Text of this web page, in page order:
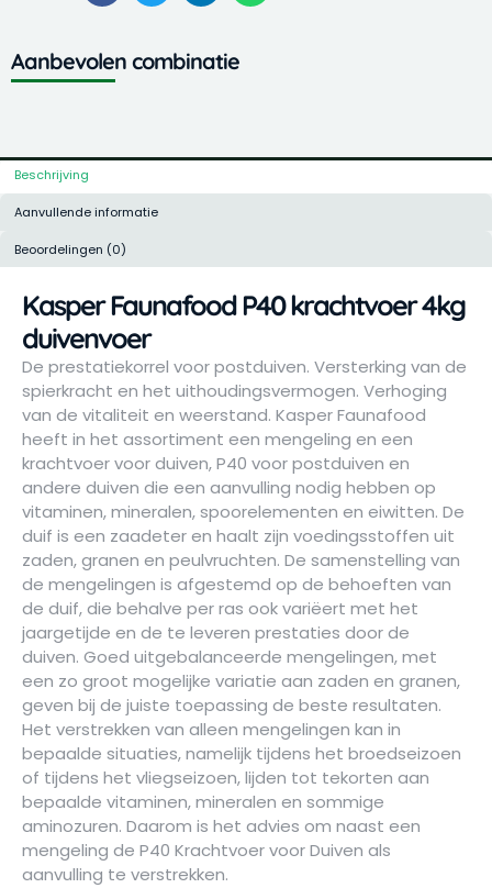
duivenvoer
Aanbevolen combinatie
Beschrijving
Aanvullende informatie
Beoordelingen (0)
Kasper Faunafood P40 krachtvoer 4kg
duivenvoer
De prestatiekorrel voor postduiven. Versterking van de
spierkracht en het uithoudingsvermogen. Verhoging
van de vitaliteit en weerstand. Kasper Faunafood
heeft in het assortiment een mengeling en een
krachtvoer voor duiven, P40 voor postduiven en
andere duiven die een aanvulling nodig hebben op
vitaminen, mineralen, spoorelementen en eiwitten. De
duif is een zaadeter en haalt zijn voedingsstoffen uit
zaden, granen en peulvruchten. De samenstelling van
de mengelingen is afgestemd op de behoeften van
de duif, die behalve per ras ook variëert met het
jaargetijde en de te leveren prestaties door de
duiven. Goed uitgebalanceerde mengelingen, met
een zo groot mogelijke variatie aan zaden en granen,
geven bij de juiste toepassing de beste resultaten.
Het verstrekken van alleen mengelingen kan in
bepaalde situaties, namelijk tijdens het broedseizoen
of tijdens het vliegseizoen, lijden tot tekorten aan
bepaalde vitaminen, mineralen en sommige
aminozuren. Daarom is het advies om naast een
mengeling de P40 Krachtvoer voor Duiven als
aanvulling te verstrekken.